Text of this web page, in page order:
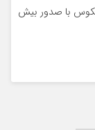
با صدور بیش